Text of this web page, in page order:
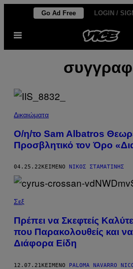
Μετάβαση
περιεχόμενο
Go Ad Free LOGIN /
Ανοίξτε
μενού
Δικαιώματα
Ο/η/το Sam Albatros
Προσβλητικό τον Όρο
04.25.22 ΚΕΊΜΕΝΟ ΝΊΚΟΣ ΣΤΑΜΑΤΊΝΗΣ
Σεξ
Πρέπει να Σκεφτείς
που Παρακολουθείς και
Διάφορα Είδη
12.07.21ΚΕΊΜΕΝΟ PALOMA NAVARRO